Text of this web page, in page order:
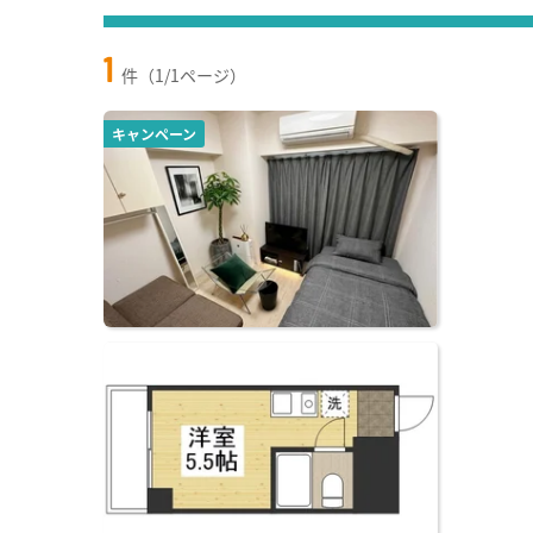
1 件（1/1ページ）
キャンペーン